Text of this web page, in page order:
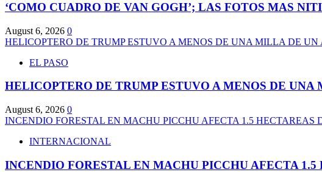
‘COMO CUADRO DE VAN GOGH’; LAS FOTOS MAS
August 6, 2026 0
HELICOPTERO DE TRUMP ESTUVO A MENOS DE UNA MILLA DE
EL PASO
HELICOPTERO DE TRUMP ESTUVO A MENOS DE
August 6, 2026 0
INCENDIO FORESTAL EN MACHU PICCHU AFECTA 1.5 HECTAREAS
INTERNACIONAL
INCENDIO FORESTAL EN MACHU PICCHU AFECTA 1.5